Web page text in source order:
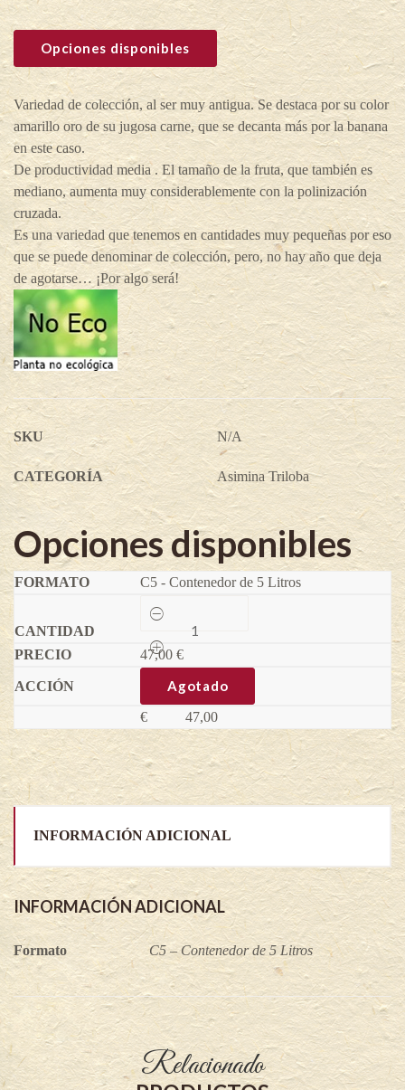
Opciones disponibles
Variedad de colección, al ser muy antigua. Se destaca por su color
amarillo oro de su jugosa carne, que se decanta más por la banana
en este caso.
De productividad media . El tamaño de la fruta, que también es
mediano, aumenta muy considerablemente con la polinización
cruzada.
Es una variedad que tenemos en cantidades muy pequeñas por eso
que se puede denominar de colección, pero, no hay año que deja
de agotarse… ¡Por algo será!
SKU N/A
CATEGORÍA Asimina Triloba
Opciones disponibles
C5 - Contenedor de 5 Litros
Pawpaw
Rebecca
Gold
-
Asimina
triloba
(Variedad
injertada)
quantity
47,00 €
Agotado
€ 47,00
INFORMACIÓN ADICIONAL
INFORMACIÓN ADICIONAL
Formato C5 – Contenedor de 5 Litros
Relacionado